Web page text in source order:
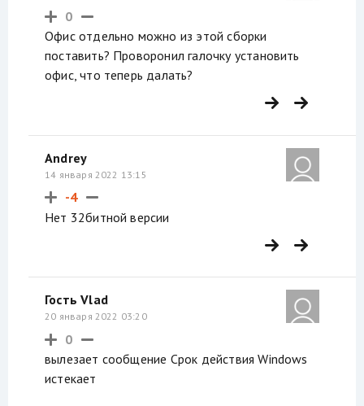
0
Офис отдельно можно из этой сборки
поставить? Проворонил галочку установить
офис, что теперь далать?
Andrey
14 января 2022 13:15
-4
Нет 32битной версии
Гость Vlad
20 января 2022 03:20
0
вылезает сообщение Срок действия Windows
истекает